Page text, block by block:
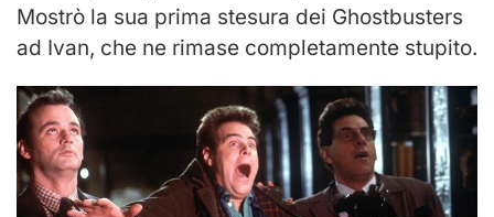
Mostrò la sua prima stesura dei Ghostbusters
ad Ivan, che ne rimase completamente stupito.